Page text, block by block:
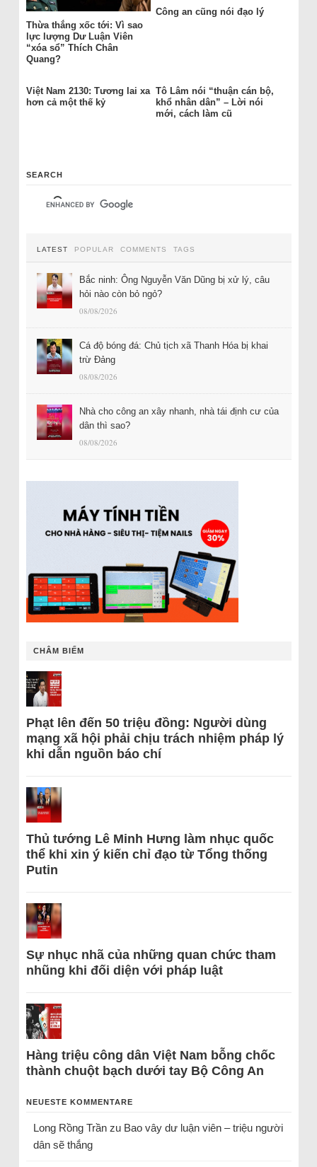
Thừa thắng xốc tới: Vì sao
lực lượng Dư Luận Viên
“xóa sổ” Thích Chân
Quang?
Công an cũng nói đạo lý
Việt Nam 2130: Tương lai xa
hơn cả một thế kỷ
Tô Lâm nói “thuận cán bộ,
khổ nhân dân” – Lời nói
mới, cách làm cũ
SEARCH
LATEST POPULAR COMMENTS TAGS
Bắc ninh: Ông Nguyễn Văn Dũng bị xử lý, câu
hỏi nào còn bỏ ngỏ?
08/08/2026
Cá độ bóng đá: Chủ tịch xã Thanh Hóa bị khai
trừ Đảng
08/08/2026
Nhà cho công an xây nhanh, nhà tái định cư của
dân thì sao?
08/08/2026
CHÂM BIẾM
Phạt lên đến 50 triệu đồng: Người dùng
mạng xã hội phải chịu trách nhiệm pháp lý
khi dẫn nguồn báo chí
Thủ tướng Lê Minh Hưng làm nhục quốc
thể khi xin ý kiến chỉ đạo từ Tổng thống
Putin
Sự nhục nhã của những quan chức tham
nhũng khi đối diện với pháp luật
Hàng triệu công dân Việt Nam bỗng chốc
thành chuột bạch dưới tay Bộ Công An
NEUESTE KOMMENTARE
Long Rồng Trầnzu Bao vây dư luận viên – triệu người
dân sẽ thắng